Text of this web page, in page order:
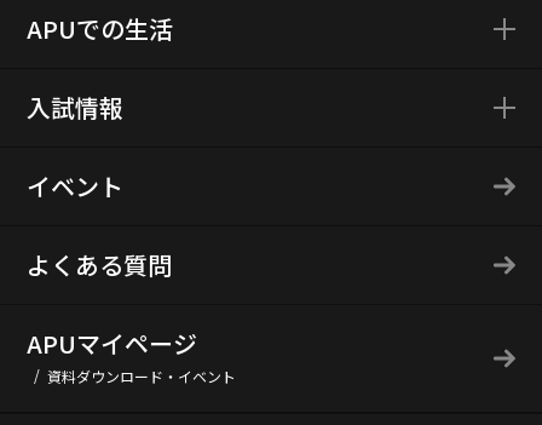
APUでの生活
入試情報
イベント
よくある質問
APUマイページ
資料ダウンロード・イベント